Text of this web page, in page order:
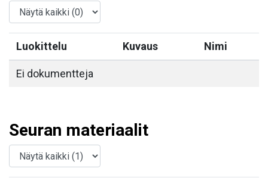
Luokittelu Kuvaus Nimi
Ei dokumentteja
Seuran materiaalit